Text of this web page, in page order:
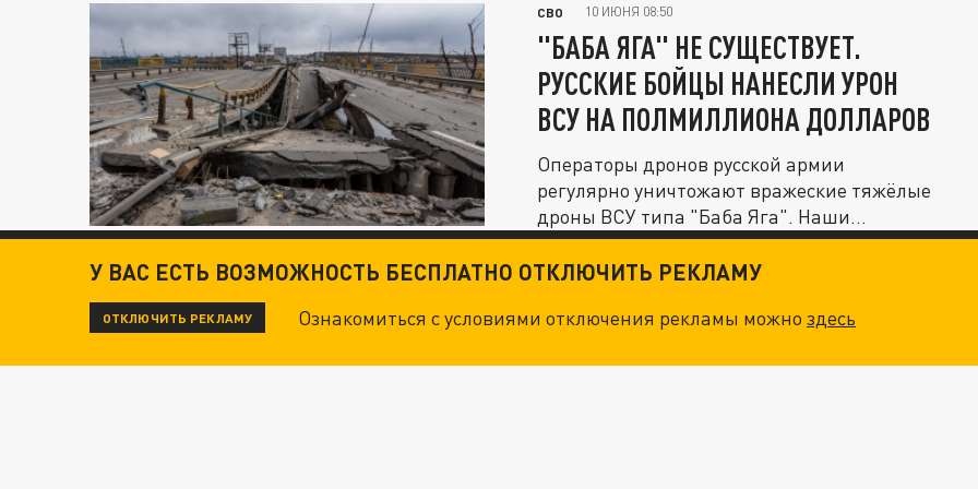
СВО 10 ИЮНЯ 08:50
"БАБА ЯГА" НЕ СУЩЕСТВУЕТ.
РУССКИЕ БОЙЦЫ НАНЕСЛИ УРОН
ВСУ НА ПОЛМИЛЛИОНА ДОЛЛАРОВ
Операторы дронов русской армии
регулярно уничтожают вражеские тяжёлые
дроны ВСУ типа "Баба Яга". Наши...
У ВАС ЕСТЬ ВОЗМОЖНОСТЬ БЕСПЛАТНО ОТКЛЮЧИТЬ РЕКЛАМУ
ОТКЛЮЧИТЬ РЕКЛАМУ Ознакомиться с условиями отключения рекламы можноздесь